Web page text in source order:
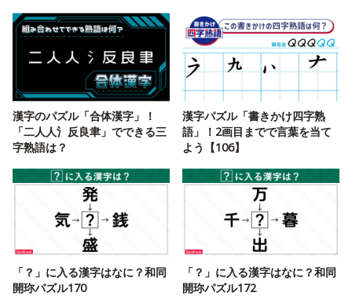
漢字のパズル「合体漢字」！
「二人人氵反良聿」でできる三
字熟語は？
漢字パズル「書きかけ四字熟
語」！2画目までで言葉を当て
よう【106】
「？」に入る漢字はなに？和同
開珎パズル170
「？」に入る漢字はなに？和同
開珎パズル172